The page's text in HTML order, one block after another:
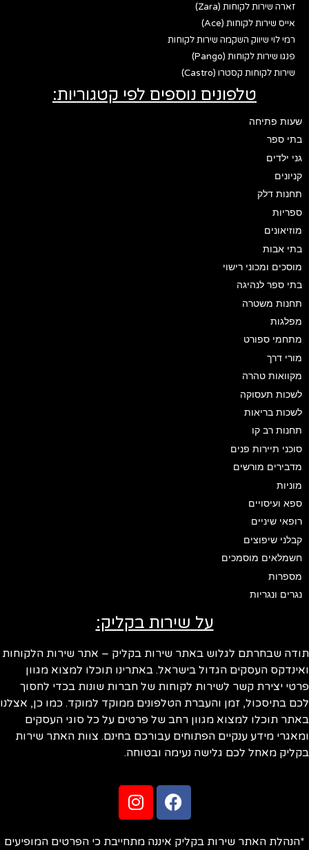
זארה שירות לקוחות (Zara)
אייס שירות לקוחות (Ace)
רמי לוי שיווק השקמה שירות לקוחות
פנגו שירות לקוחות (Pango)
שירות לקוחות קסטרו (Castro)
טלפונים נוספים לפי קטגוריות:
שעות פתיחה
בתי ספר
גני ילדים
קניונים
תחנות דלק
ספריות
מוזיאונים
בתי אבות
מוסכים ומכוני רישוי
בתי ספר לנהיגה
תחנות משטרה
מפלגות
מתחמי ספורט
מורי דרך
מקוואות טהרה
לשכות תעסוקה
לשכות בריאות
תחנות רב קו
סוכני תיירות פנים
מדבירים מורשים
מוניות
ספא ועיסויים
רופאי שיניים
קבלני שיפוצים
חשמלאים מוסמכים
מספרות
נגרים ונגריות
על שירות בקליק:
שבחרתם לגלוש באתר שירות בקליק – אתר שירות הלקוחות
העסקים הגדול בישראל. באתרינו תוכלו למצוא מגוון
יצירת קשר לשירות לקוחות של חברות שונות בכדי לחסוך
בתיסכול, זמן והעברת הטלפונים ממוקד למוקד. כמו כן, אצלנו
תוכלו למצוא מגוון רחב של פרטים על כל סוגי העסקים
מידע ענקיים הפתוחים עבורכם בחינם. צוות האתר שירות
מאחל לכם גלישה נעימה ובטוחה.
האתר שירות בקליק איננה מתחייבת כי הפרטים המופיעים